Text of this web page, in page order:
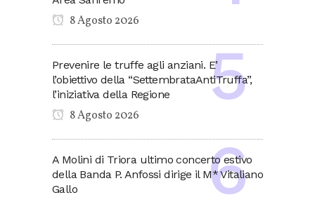
8 Agosto 2026
Prevenire le truffe agli anziani. E’
l’obiettivo della “SettembrataAntiTruffa”,
l’iniziativa della Regione
8 Agosto 2026
A Molini di Triora ultimo concerto estivo
della Banda P. Anfossi dirige il M* Vitaliano
Gallo